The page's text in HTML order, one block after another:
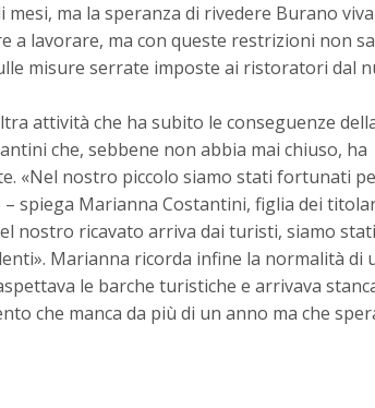
ma la speranza di rivedere Burano
a lavorare, ma con queste restrizioni non
misure serrate imposte ai ristoratori dal
attività che ha subito le conseguenze
che, sebbene non abbia mai chiuso, ha
«Nel nostro piccolo siamo stati fortunati
spiega Marianna Costantini, figlia dei
nostro ricavato arriva dai turisti, siamo
Marianna ricorda infine la normalità di
le barche turistiche e arrivava
che manca da più di un anno ma che